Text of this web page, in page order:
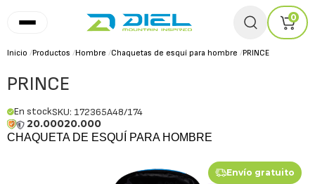
0
Inicio /Productos /Hombre /Chaquetas de esquí para hombre /PRINCE
PRINCE
En stockSKU: 172365A48/174
20.00020.000
CHAQUETA DE ESQUÍ PARA HOMBRE
Envío gratuito